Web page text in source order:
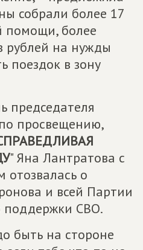
собрали более 17
помощи, более
рублей на нужды
поездок в зону
председателя
просвещению,
" Яна Лантратова с
о
и всей Партии
поддержки СВО.
быть на стороне